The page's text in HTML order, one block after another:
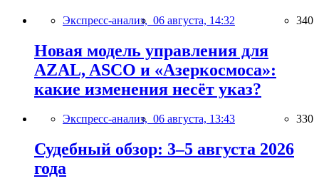
Экспресс-анализ, 06 августа, 14:32 340
Новая модель управления для
AZAL, ASCO и «Азеркосмоса»:
какие изменения несёт указ?
Экспресс-анализ, 06 августа, 13:43 330
Судебный обзор: 3–5 августа 2026
года